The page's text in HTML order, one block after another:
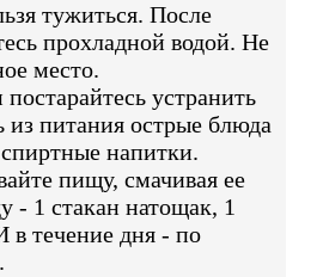
тужиться. После
прохладной водой. Не
место.
устранить
из питания острые блюда
напитки.
пищу, смачивая ее
- 1 стакан натощак, 1
в течение дня - по